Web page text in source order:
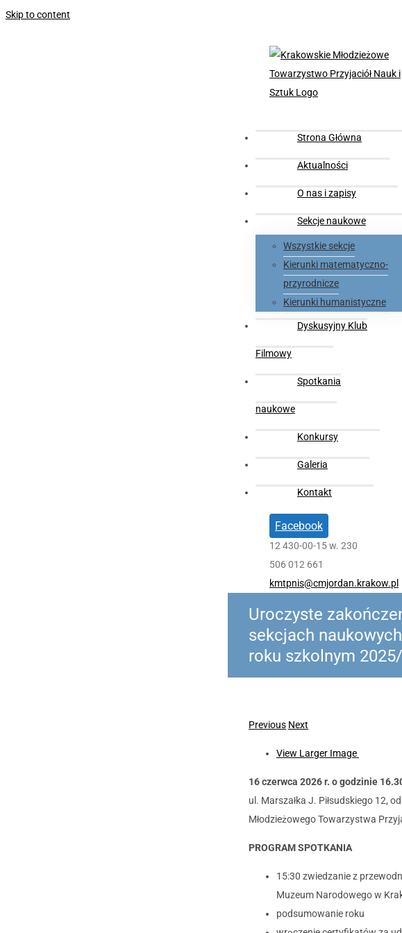
Skip to content
Strona Główna
Aktualności
O nas i zapisy
Sekcje naukowe
Wszystkie sekcje
Kierunki matematyczno-
przyrodnicze
Kierunki humanistyczne
Dyskusyjny Klub
Filmowy
Spotkania
naukowe
Konkursy
Galeria
Kontakt
Facebook
12 430-00-15 w. 230
506 012 661
kmtpnis@cmjordan.krakow.pl
Uroczyste
sekcjach
roku szkolnym
Previous Next
View Larger Image
16 czerwca 2026 r. o godzinie
ul. Marszałka J. Piłsudskiego 12,
Młodzieżowego Towarzystwa
PROGRAM SPOTKANIA
15:30 zwiedzanie z
Muzeum Narodowego w
podsumowanie roku